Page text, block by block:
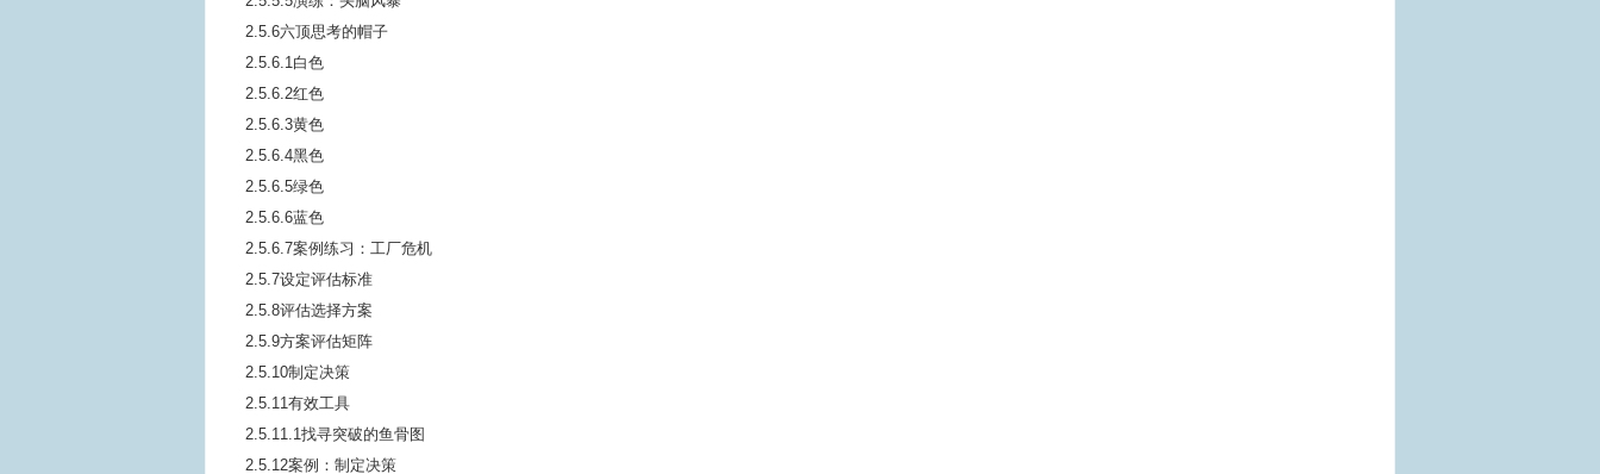
2.5.6六顶思考的帽子
2.5.6.1白色
2.5.6.2红色
2.5.6.3黄色
2.5.6.4黑色
2.5.6.5绿色
2.5.6.6蓝色
2.5.6.7案例练习：工厂危机
2.5.7设定评估标准
2.5.8评估选择方案
2.5.9方案评估矩阵
2.5.10制定决策
2.5.11有效工具
2.5.11.1找寻突破的鱼骨图
2.5.12案例：制定决策